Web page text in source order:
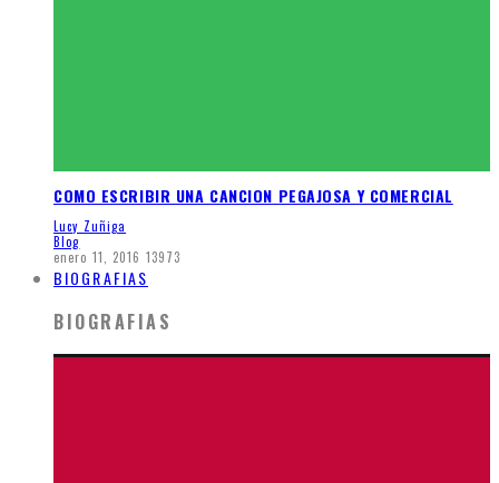
COMO ESCRIBIR UNA CANCION PEGAJOSA Y COMERCIAL
Lucy Zuñiga
Blog
enero 11, 2016 13973
BIOGRAFIAS
BIOGRAFIAS